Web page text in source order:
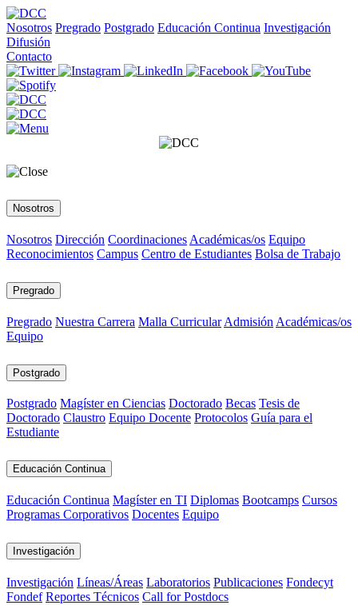
Nosotros Pregrado Postgrado Educación Continua Investigación
Difusión
Contacto
Nosotros
Nosotros Dirección Coordinaciones Académicas/os Equipo
Reconocimientos Campus Centro de Estudiantes Bolsa de Trabajo
Pregrado
Pregrado Nuestra Carrera Malla Curricular Admisión Académicas/os
Equipo
Postgrado
Postgrado Magíster en Ciencias Doctorado Becas Tesis de
Doctorado Claustro Equipo Docente Protocolos Guía para el
Estudiante
Educación Continua
Educación Continua Magíster en TI Diplomas Bootcamps Cursos
Programas Corporativos Docentes Equipo
Investigación
Investigación Líneas/Áreas Laboratorios Publicaciones Fondecyt
Fondef Reportes Técnicos Call for Postdocs